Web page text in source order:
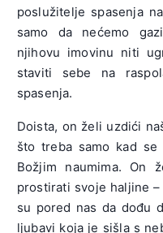
poslužitelje spasenja
samo da nećemo
njihovu imovinu niti
staviti sebe na
spasenja.
Doista, on želi uzdići
što treba samo kad
Božjim naumima.
prostirati svoje haljine
su pored nas da dođu
ljubavi koja je sišla s